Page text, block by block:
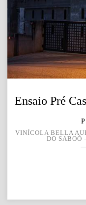
Ensaio Pré
VINÍCOLA BELLA
DO SABOÓ